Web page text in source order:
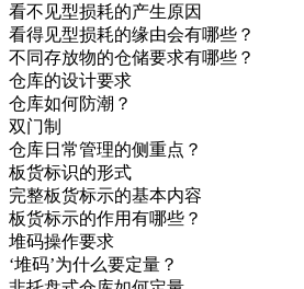
看不见型损耗的产生原因
看得见型损耗的缘由会有哪些？
不同存放物的仓储要求有哪些？
仓库的设计要求
仓库如何防潮？
双门制
仓库日常管理的侧重点？
板货标识的形式
完整板货标示的基本内容
板货标示的作用有哪些？
堆码操作要求
‘堆码’为什么要定量？